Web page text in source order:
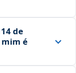
de
mim é